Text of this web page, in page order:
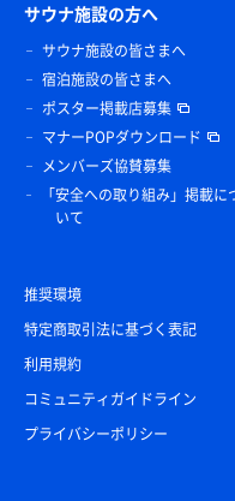
サウナ施設の方へ
サウナ施設の皆さまへ
宿泊施設の皆さまへ
ポスター掲載店募集
マナーPOPダウンロード
メンバーズ協賛募集
「安全への取り組み」掲載に
いて
推奨環境
特定商取引法に基づく表記
利用規約
コミュニティガイドライン
プライバシーポリシー